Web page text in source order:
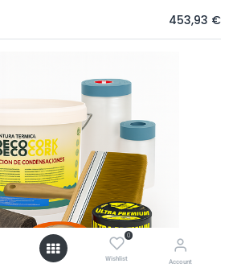
0
Wishlist Account
453,93 €